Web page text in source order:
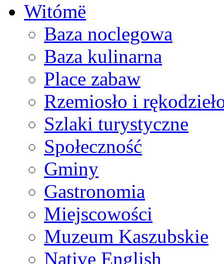
Witómë
Baza noclegowa
Baza kulinarna
Place zabaw
Rzemiosło i
Szlaki turystyczne
Społeczność
Gminy
Gastronomia
Miejscowości
Muzeum Kaszubskie
Native English